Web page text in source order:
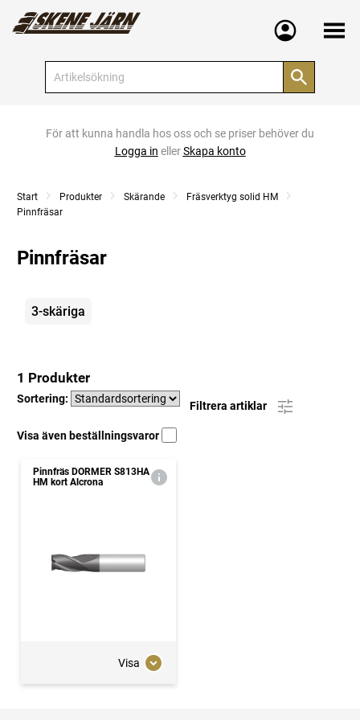
Meny
För att kunna handla hos oss och se priser behöver du
Logga in ellerSkapa konto
Start Produkter Skärande
Fräsverktyg solid HM
Pinnfräsar
Pinnfräsar
Kategorier
3-skäriga
1 Produkter
Sortering:
Filtrera artiklar
Visa även beställningsvaror
Pinnfräs DORMER S813HA
HM kort Alcrona
Visa